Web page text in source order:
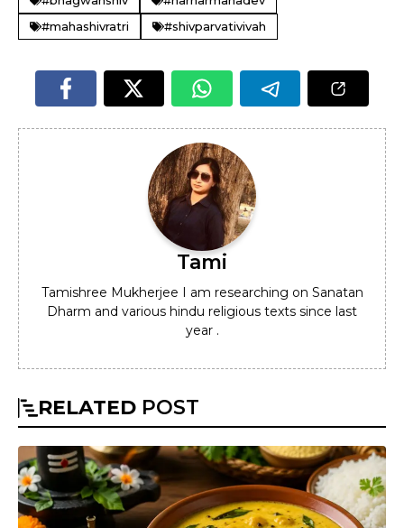
#mahashivratri
#shivparvativivah
Tami
Tamishree Mukherjee I am researching on Sanatan
Dharm and various hindu religious texts since last
year .
RELATED POST